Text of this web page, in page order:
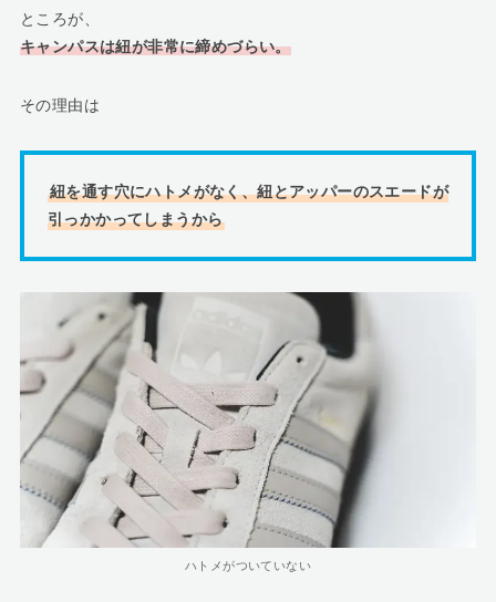
ところが、
キャンパスは紐が非常に締めづらい。
その理由は
紐を通す穴にハトメがなく、紐とアッパーのスエードが
引っかかってしまうから
ハトメがついていない